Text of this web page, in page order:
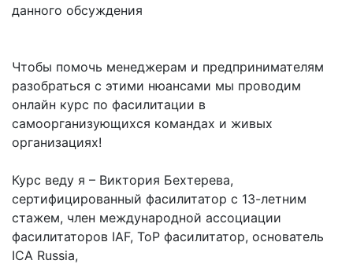
данного обсуждения
Чтобы помочь менеджерам и предпринимателям
разобраться с этими нюансами мы проводим
онлайн курс по фасилитации в
самоорганизующихся командах и живых
организациях!
Курс веду я – Виктория Бехтерева,
сертифицированный фасилитатор с 13-летним
стажем, член международной ассоциации
фасилитаторов IAF, ToP фасилитатор, основатель
ICA Russia,